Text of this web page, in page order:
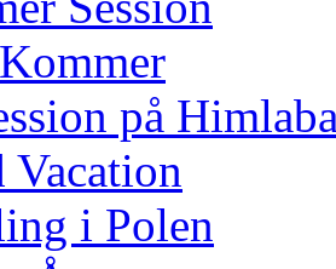
på
Vacation
i Polen